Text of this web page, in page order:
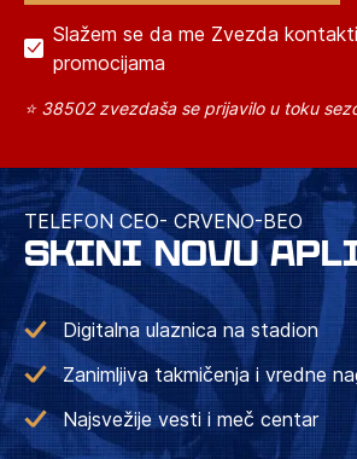
Slažem se da me Zvezda
promocijama
⭐ 38502 zvezdaša se prijavilo u toku
TELEFON CEO- CRVENO-BEO
SKINI NOVU
Digitalna ulaznica na stadion
Zanimljiva takmičenja i vredne
Najsvežije vesti i meč centar